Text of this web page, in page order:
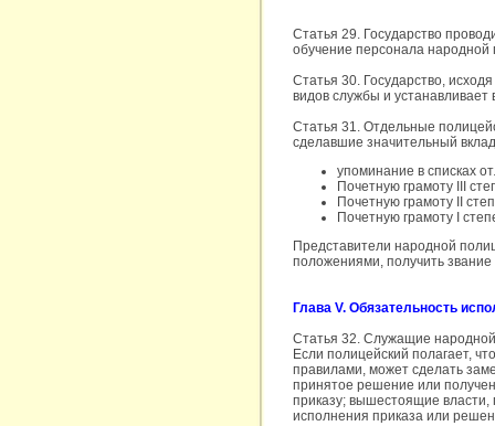
Статья 29. Государство
обучение персонала народной
Статья 30. Государство,
видов службы и
Статья 31. Отдельные
сделавшие значительный
упоминание в списках
Почетную грамоту III
Почетную грамоту II
Почетную грамоту I
Представители народной
положениями, получить
Глава V. Обязательность
Статья 32. Служащие
Если полицейский полагает,
правилами, может сделать
принятое решение или
приказу; вышестоящие власти,
исполнения приказа или